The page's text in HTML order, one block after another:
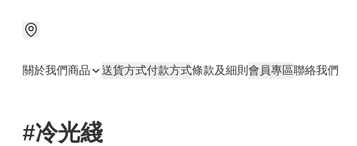
關於我們商品 送貨方式付款方式條款及細則 會員專區聯絡我們
#冷光綫